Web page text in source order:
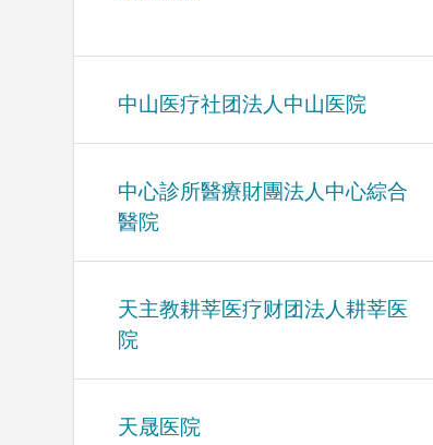
中山医疗社团法人中山医院
中心診所醫療財團法人中心綜合
醫院
天主教耕莘医疗财团法人耕莘医
院
天晟医院